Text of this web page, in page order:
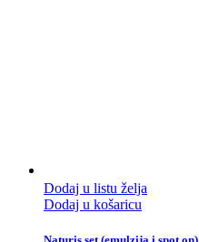
Dodaj u listu želja
Dodaj u košaricu